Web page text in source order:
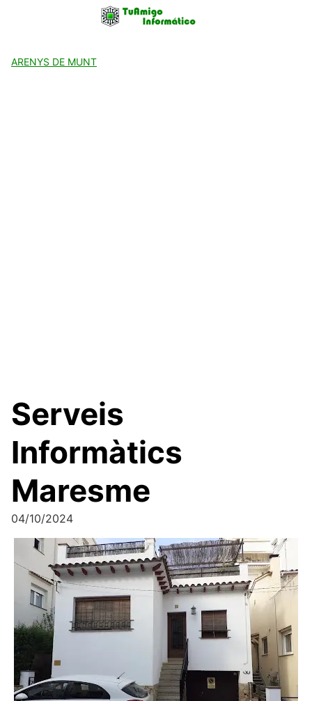
ARENYS DE MUNT
Serveis
Informàtics
Maresme
04/10/2024